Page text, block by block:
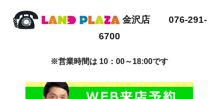
金沢店 076-291-
6700
※営業時間は 10：00～18:00です